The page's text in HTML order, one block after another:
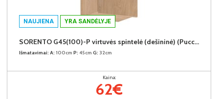
NAUJIENA YRA SANDĖLYJE
SORENTO G45(100)-P virtuvės spintelė (dešininė) (Puccini/Puccini)
Išmatavimai: A: 100cm P: 45cm G: 32cm
Kaina:
62€